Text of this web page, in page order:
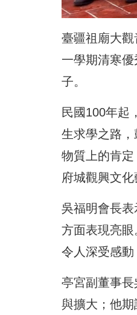
臺疆祖廟大
一學期清寒
子。
民國100年起
生求學之路
物質上的肯
府城觀興文
吳福明會長
方面表現亮
令人深受感動
亭宮副董事
與擴大；他期